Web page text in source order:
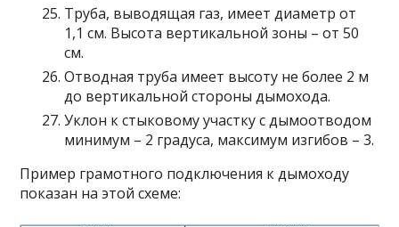
Труба, выводящая газ, имеет диаметр от
1,1 см. Высота вертикальной зоны – от 50
см.
Отводная труба имеет высоту не более 2 м
до вертикальной стороны дымохода.
Уклон к стыковому участку с дымоотводом
минимум – 2 градуса, максимум изгибов – 3.
Пример грамотного подключения к дымоходу
показан на этой схеме: